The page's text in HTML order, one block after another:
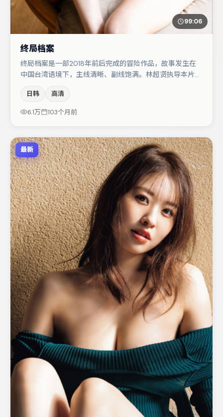
99:06
终局档案
终局档案是一部2018年前后完成的冒险作品，故事发生在
中国台湾语境下，主线清晰、副线饱满。林超贤执导本片，
当。主演阵容包括王千源、黄渤、于和伟等，角色动机前后
呼应，适合喜欢抠台词与伏笔的观众。整体完成度较高，适
日韩 高清
6.1万 103个月前
最新